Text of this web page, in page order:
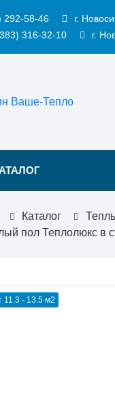
292-58-46
г.
316-32-10
г.
Каталог
пол Теплолюкс в
11.3 - 13.5 м2